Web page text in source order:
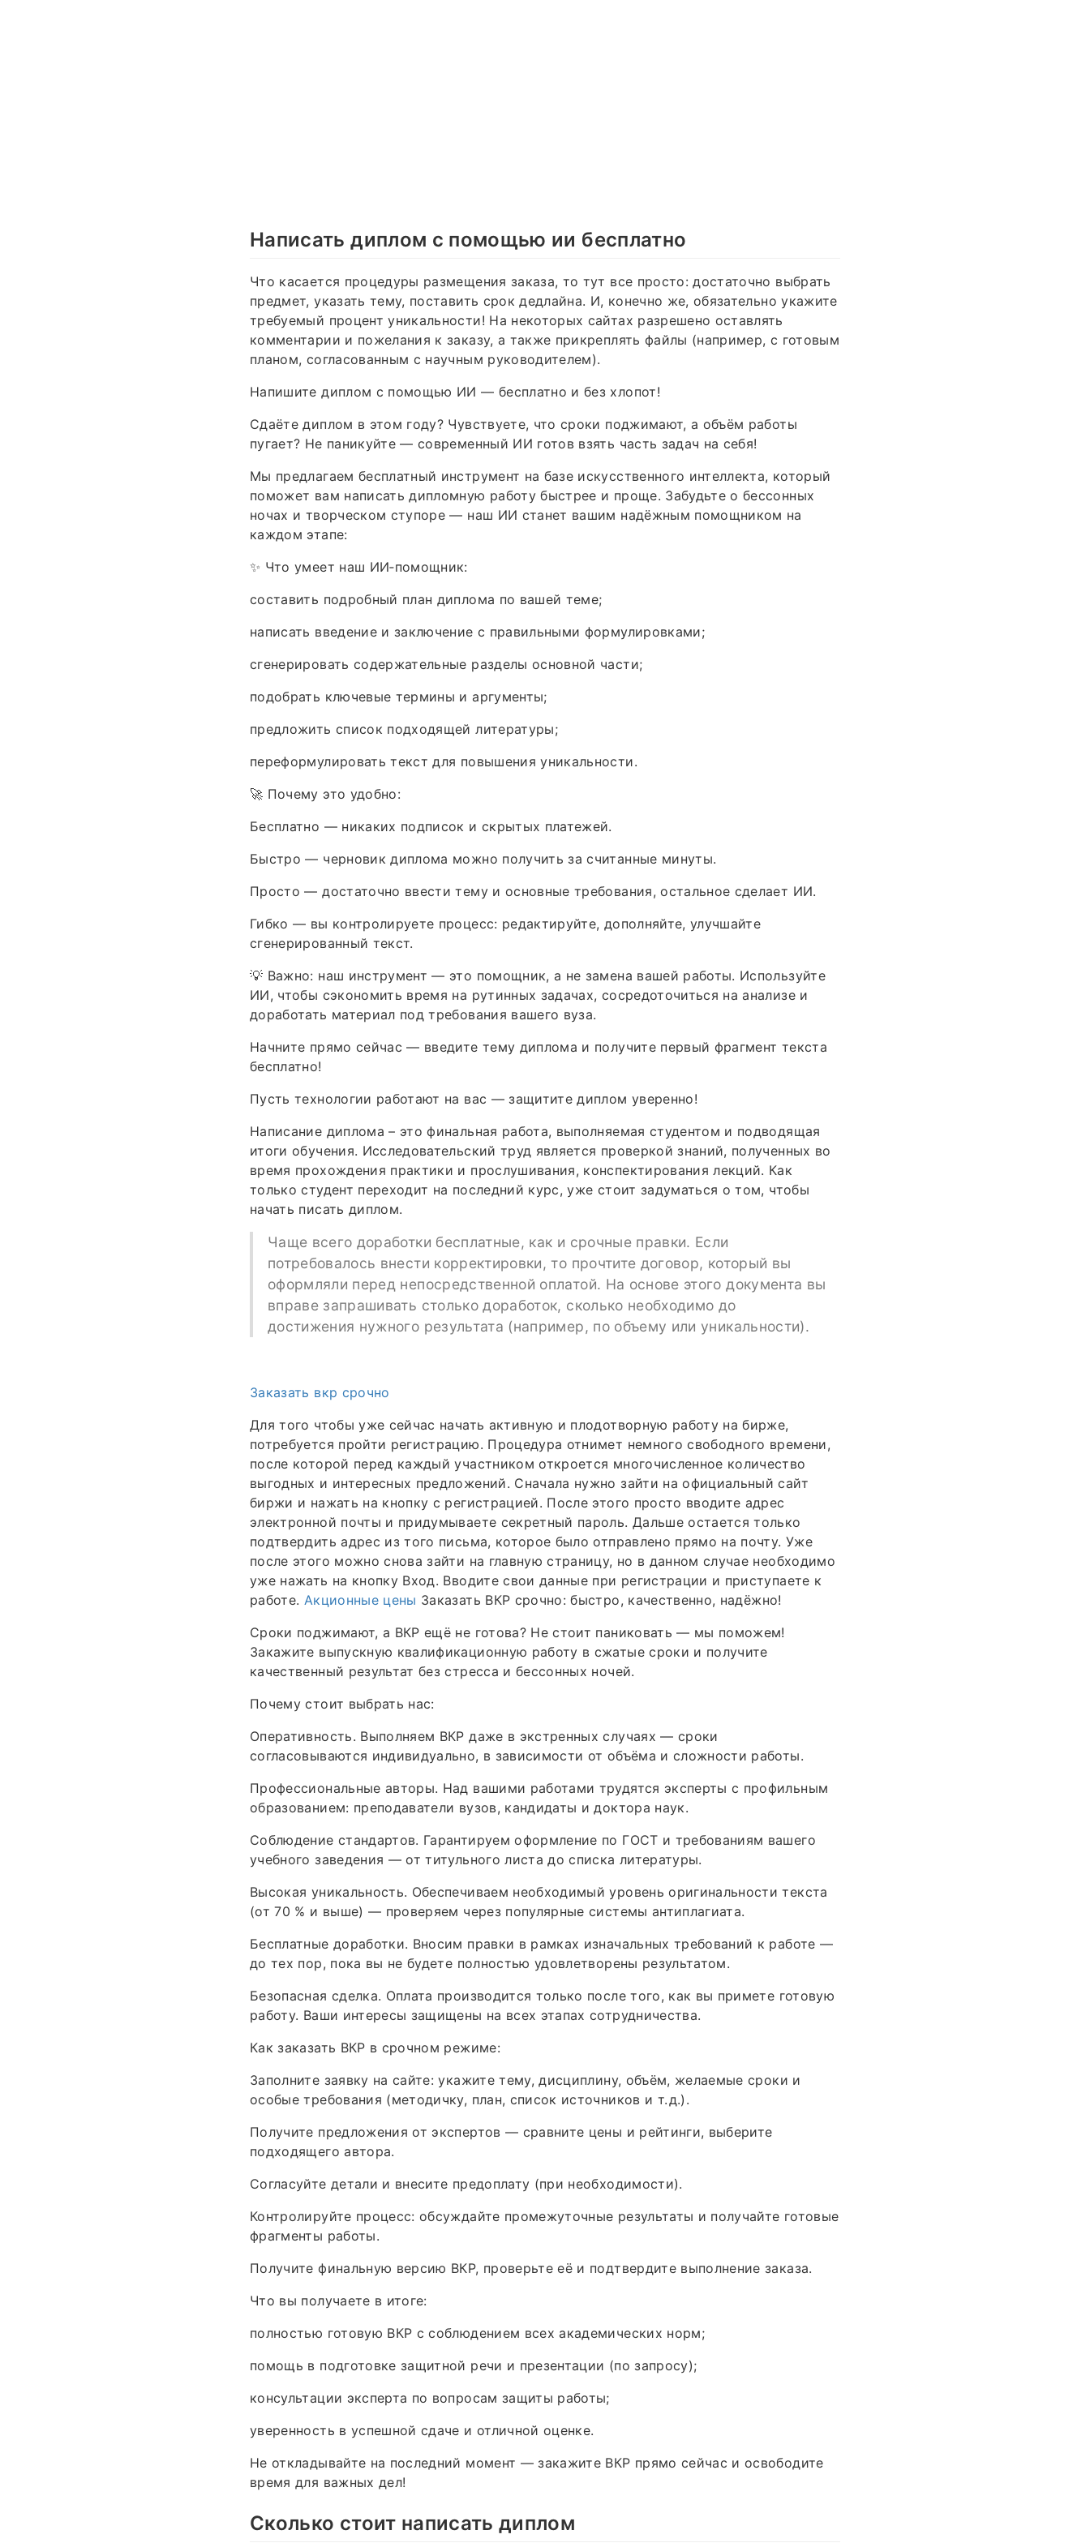
Написать диплом с помощью ии бесплатно
Что касается процедуры размещения заказа, то тут все просто: достаточно выбрать
предмет, указать тему, поставить срок дедлайна. И, конечно же, обязательно укажите
требуемый процент уникальности! На некоторых сайтах разрешено оставлять
комментарии и пожелания к заказу, а также прикреплять файлы (например, с готовым
планом, согласованным с научным руководителем).
Напишите диплом с помощью ИИ — бесплатно и без хлопот!
Сдаёте диплом в этом году? Чувствуете, что сроки поджимают, а объём работы
пугает? Не паникуйте — современный ИИ готов взять часть задач на себя!
Мы предлагаем бесплатный инструмент на базе искусственного интеллекта, который
поможет вам написать дипломную работу быстрее и проще. Забудьте о бессонных
ночах и творческом ступоре — наш ИИ станет вашим надёжным помощником на
каждом этапе:
✨ Что умеет наш ИИ‑помощник:
составить подробный план диплома по вашей теме;
написать введение и заключение с правильными формулировками;
сгенерировать содержательные разделы основной части;
подобрать ключевые термины и аргументы;
предложить список подходящей литературы;
переформулировать текст для повышения уникальности.
🚀 Почему это удобно:
Бесплатно — никаких подписок и скрытых платежей.
Быстро — черновик диплома можно получить за считанные минуты.
Просто — достаточно ввести тему и основные требования, остальное сделает ИИ.
Гибко — вы контролируете процесс: редактируйте, дополняйте, улучшайте
сгенерированный текст.
💡 Важно: наш инструмент — это помощник, а не замена вашей работы. Используйте
ИИ, чтобы сэкономить время на рутинных задачах, сосредоточиться на анализе и
доработать материал под требования вашего вуза.
Начните прямо сейчас — введите тему диплома и получите первый фрагмент текста
бесплатно!
Пусть технологии работают на вас — защитите диплом уверенно!
Написание диплома – это финальная работа, выполняемая студентом и подводящая
итоги обучения. Исследовательский труд является проверкой знаний, полученных во
время прохождения практики и прослушивания, конспектирования лекций. Как
только студент переходит на последний курс, уже стоит задуматься о том, чтобы
начать писать диплом.
Чаще всего доработки бесплатные, как и срочные правки. Если
потребовалось внести корректировки, то прочтите договор, который вы
оформляли перед непосредственной оплатой. На основе этого документа вы
вправе запрашивать столько доработок, сколько необходимо до
достижения нужного результата (например, по объему или уникальности).
Заказать вкр срочно
Для того чтобы уже сейчас начать активную и плодотворную работу на бирже,
потребуется пройти регистрацию. Процедура отнимет немного свободного времени,
после которой перед каждый участником откроется многочисленное количество
выгодных и интересных предложений. Сначала нужно зайти на официальный сайт
биржи и нажать на кнопку с регистрацией. После этого просто вводите адрес
электронной почты и придумываете секретный пароль. Дальше остается только
подтвердить адрес из того письма, которое было отправлено прямо на почту. Уже
после этого можно снова зайти на главную страницу, но в данном случае необходимо
уже нажать на кнопку Вход. Вводите свои данные при регистрации и приступаете к
работе. Акционные цены Заказать ВКР срочно: быстро, качественно, надёжно!
Сроки поджимают, а ВКР ещё не готова? Не стоит паниковать — мы поможем!
Закажите выпускную квалификационную работу в сжатые сроки и получите
качественный результат без стресса и бессонных ночей.
Почему стоит выбрать нас:
Оперативность. Выполняем ВКР даже в экстренных случаях — сроки
согласовываются индивидуально, в зависимости от объёма и сложности работы.
Профессиональные авторы. Над вашими работами трудятся эксперты с профильным
образованием: преподаватели вузов, кандидаты и доктора наук.
Соблюдение стандартов. Гарантируем оформление по ГОСТ и требованиям вашего
учебного заведения — от титульного листа до списка литературы.
Высокая уникальность. Обеспечиваем необходимый уровень оригинальности текста
(от 70 % и выше) — проверяем через популярные системы антиплагиата.
Бесплатные доработки. Вносим правки в рамках изначальных требований к работе —
до тех пор, пока вы не будете полностью удовлетворены результатом.
Безопасная сделка. Оплата производится только после того, как вы примете готовую
работу. Ваши интересы защищены на всех этапах сотрудничества.
Как заказать ВКР в срочном режиме:
Заполните заявку на сайте: укажите тему, дисциплину, объём, желаемые сроки и
особые требования (методичку, план, список источников и т. д.).
Получите предложения от экспертов — сравните цены и рейтинги, выберите
подходящего автора.
Согласуйте детали и внесите предоплату (при необходимости).
Контролируйте процесс: обсуждайте промежуточные результаты и получайте готовые
фрагменты работы.
Получите финальную версию ВКР, проверьте её и подтвердите выполнение заказа.
Что вы получаете в итоге:
полностью готовую ВКР с соблюдением всех академических норм;
помощь в подготовке защитной речи и презентации (по запросу);
консультации эксперта по вопросам защиты работы;
уверенность в успешной сдаче и отличной оценке.
Не откладывайте на последний момент — закажите ВКР прямо сейчас и освободите
время для важных дел!
Сколько стоит написать диплом